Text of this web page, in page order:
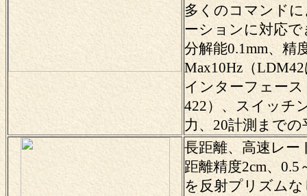
多くのコマンド
ーションに対応
分解能0.1mm、精
Max10Hz（
インターフェース
422）、スイッチ
力、20計測までの
長距離、高速レ
距離精度2cm、
を反射プリズム